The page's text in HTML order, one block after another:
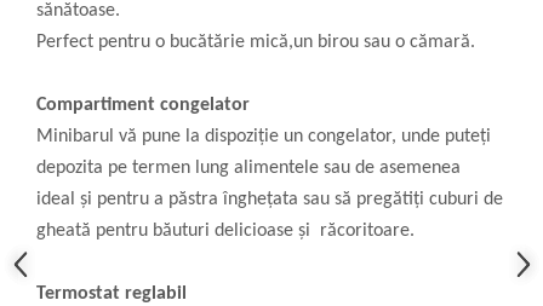
sănătoase.
Perfect pentru o bucătărie mică,un birou sau o cămară.
Compartiment congelator
Minibarul vă pune la dispoziție un congelator, unde puteți
depozita pe termen lung alimentele sau de asemenea
ideal și pentru a păstra înghețata sau să pregătiți cuburi de
gheată pentru băuturi delicioase și răcoritoare.
Termostat reglabil